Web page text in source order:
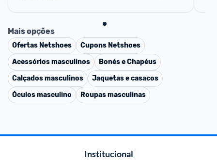
Mais opções
Ofertas Netshoes Cupons Netshoes
Acessórios masculinos
Bonés e Chapéus
Calçados masculinos
Jaquetas e casacos
Óculos masculino
Roupas masculinas
Institucional